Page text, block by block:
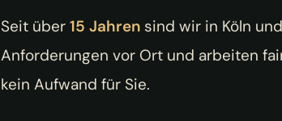
Seit über 15 Jahren sind wir in Köln
Anforderungen vor Ort und arbeiten
kein Aufwand für Sie.